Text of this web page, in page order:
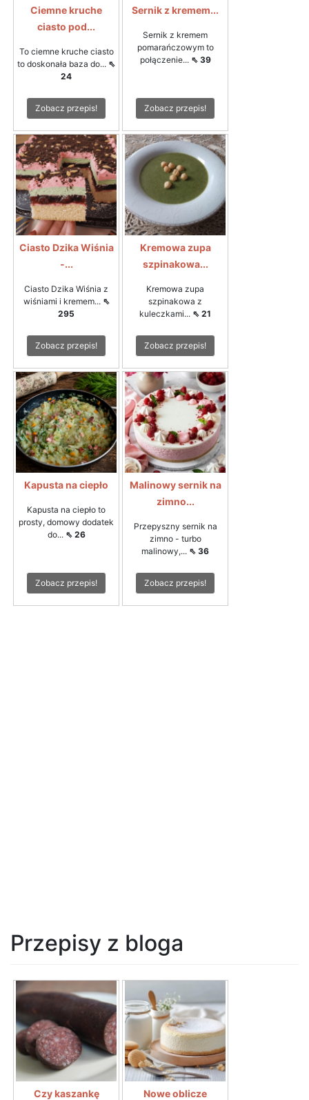
Ciemne kruche
ciasto pod...
To ciemne kruche ciasto
to doskonała baza do... ⇖
24
Zobacz przepis!
Sernik z kremem...
Sernik z kremem
pomarańczowym to
połączenie... ⇖ 39
Zobacz przepis!
Ciasto Dzika Wiśnia
-...
Ciasto Dzika Wiśnia z
wiśniami i kremem... ⇖
295
Zobacz przepis!
Kremowa zupa
szpinakowa...
Kremowa zupa
szpinakowa z
kuleczkami... ⇖ 21
Zobacz przepis!
Kapusta na ciepło
Kapusta na ciepło to
prosty, domowy dodatek
do... ⇖ 26
Zobacz przepis!
Malinowy sernik na
zimno...
Przepyszny sernik na
zimno - turbo
malinowy,... ⇖ 36
Zobacz przepis!
Przepisy z bloga
Czy kaszankę
Nowe oblicze